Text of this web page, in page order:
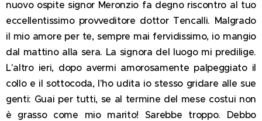
nuovo ospite signor Meronzio fa degno riscontro al tuo
eccellentissimo provveditore dottor Tencalli. Malgrado
il mio amore per te, sempre mai fervidissimo, io mangio
dal mattino alla sera. La signora del luogo mi predilige.
L'altro ieri, dopo avermi amorosamente palpeggiato il
collo e il sottocoda, l'ho udita io stesso gridare alle sue
genti: Guai per tutti, se al termine del mese costui non
è grasso come mio marito! Sarebbe troppo. Debbo